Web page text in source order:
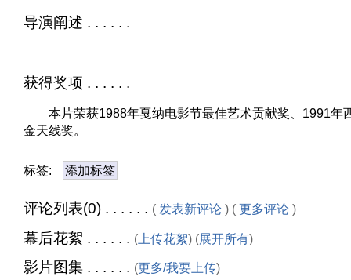
导演阐述 . . . . . .
获得奖项 . . . . . .
本片荣获1988年戛纳电影节最佳艺术贡献奖、1991年
金天线奖。
标签: 添加标签
评论列表(0) . . . . . . ( 发表新评论 ) ( 更多评论 )
幕后花絮 . . . . . . ( 上传花絮) (展开所有)
影片图集 . . . . . . (更多/我要上传)